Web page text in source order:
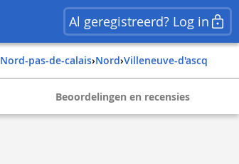
Al geregistreerd? Log in
nord-pas-de-calais› nord› villeneuve-d'ascq
Beoordelingen en recensies